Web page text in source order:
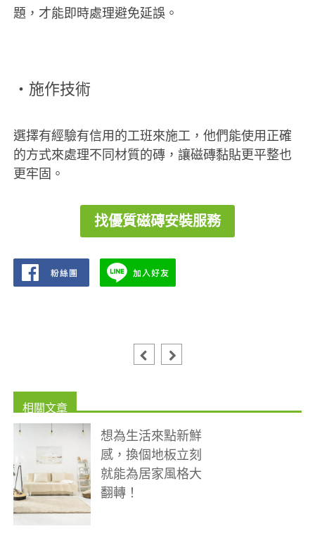
題，才能即時處理避免延誤。
‧施作技術
選擇有經驗有信用的工班來施工，他們能使用正確
的方式來處理不同材質的磚，讓磁磚黏貼更平整也
更牢固。
找優質磁磚安裝服務
想為生活來點新鮮
感，換個地板立刻
就能為居家風格大
翻轉！